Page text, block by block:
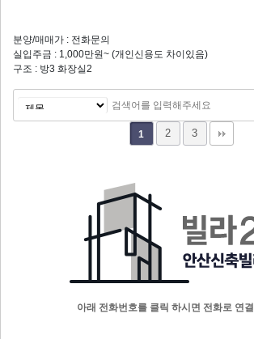
분양/매매가 : 전화문의
실입주금 : 1,000만원~ (개인신용도 차이있음)
구조 : 방3 화장실2
1 2 3
아래 전화번호를 클릭 하시면 전화로 연